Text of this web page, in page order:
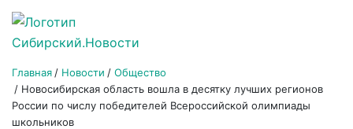
Главная Новости
Общество
Новосибирская область вошла в десятку лучших регионов
России по числу победителей Всероссийской олимпиады
школьников